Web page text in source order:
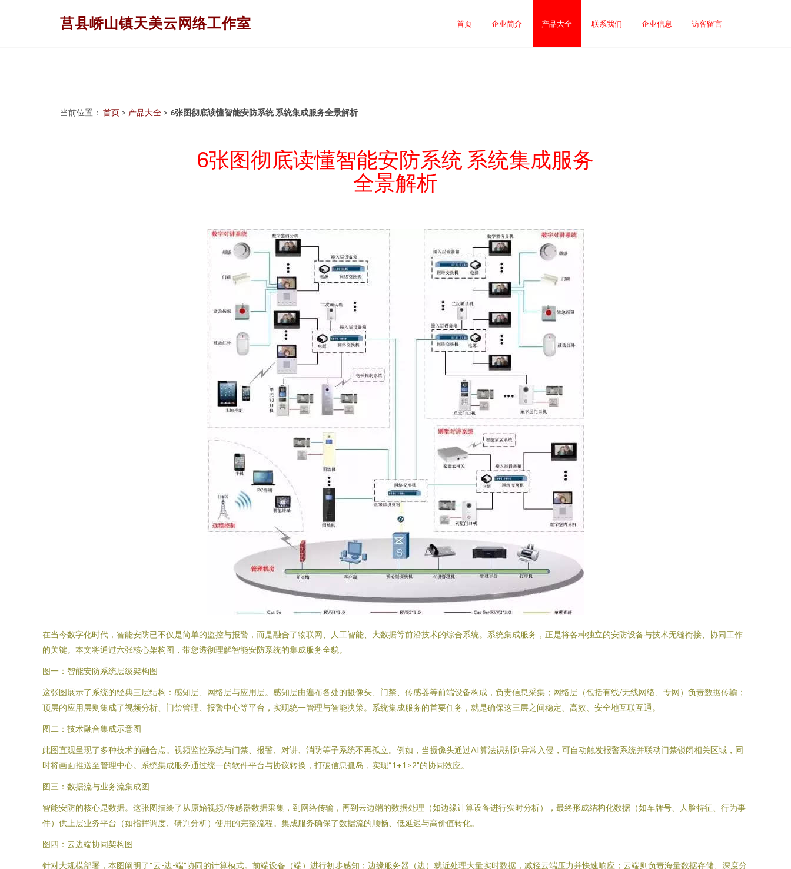
莒县峤山镇天美云网络工作室 首页 企业简介 产品大全 联系我们 企业信息 访客留言
当前位置： 首页 > 产品大全 > 6张图彻底读懂智能安防系统 系统集成服务全景解析
6张图彻底读懂智能安防系统 系统集成服务
全景解析
在当今数字化时代，智能安防已不仅是简单的监控与报警，而是融合了物联网、人工智能、大数据等前沿技术的综合系统。系统集成服务，正是将各种独立的安防设备与技术无缝衔接、协同工作
的关键。本文将通过六张核心架构图，带您透彻理解智能安防系统的集成服务全貌。
图一：智能安防系统层级架构图
这张图展示了系统的经典三层结构：感知层、网络层与应用层。感知层由遍布各处的摄像头、门禁、传感器等前端设备构成，负责信息采集；网络层（包括有线/无线网络、专网）负责数据传输；
顶层的应用层则集成了视频分析、门禁管理、报警中心等平台，实现统一管理与智能决策。系统集成服务的首要任务，就是确保这三层之间稳定、高效、安全地互联互通。
图二：技术融合集成示意图
此图直观呈现了多种技术的融合点。视频监控系统与门禁、报警、对讲、消防等子系统不再孤立。例如，当摄像头通过AI算法识别到异常入侵，可自动触发报警系统并联动门禁锁闭相关区域，同
时将画面推送至管理中心。系统集成服务通过统一的软件平台与协议转换，打破信息孤岛，实现“1+1>2”的协同效应。
图三：数据流与业务流集成图
智能安防的核心是数据。这张图描绘了从原始视频/传感器数据采集，到网络传输，再到云边端的数据处理（如边缘计算设备进行实时分析），最终形成结构化数据（如车牌号、人脸特征、行为事
件）供上层业务平台（如指挥调度、研判分析）使用的完整流程。集成服务确保了数据流的顺畅、低延迟与高价值转化。
图四：云边端协同架构图
针对大规模部署，本图阐明了“云-边-端”协同的计算模式。前端设备（端）进行初步感知；边缘服务器（边）就近处理大量实时数据，减轻云端压力并快速响应；云端则负责海量数据存储、深度分